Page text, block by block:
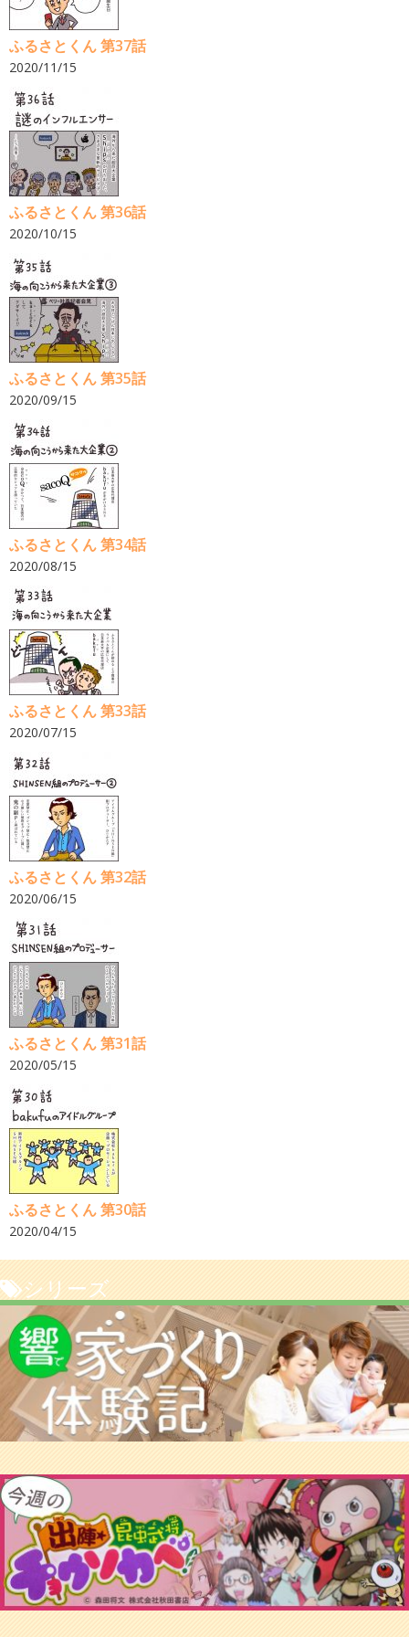
ふるさとくん 第37話
2020/11/15
ふるさとくん 第36話
2020/10/15
ふるさとくん 第35話
2020/09/15
ふるさとくん 第34話
2020/08/15
ふるさとくん 第33話
2020/07/15
ふるさとくん 第32話
2020/06/15
ふるさとくん 第31話
2020/05/15
ふるさとくん 第30話
2020/04/15
シリーズ